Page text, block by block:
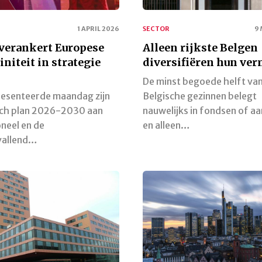
1 APRIL 2026
Europese
in strategie
maandag zijn
plan 2026-2030 aan
en de
SECTOR 9
Alleen rijkste Belgen
diversifiëren hun
De minst begoede helft
Belgische gezinnen belegt
nauwelijks in fondsen of
en alleen…